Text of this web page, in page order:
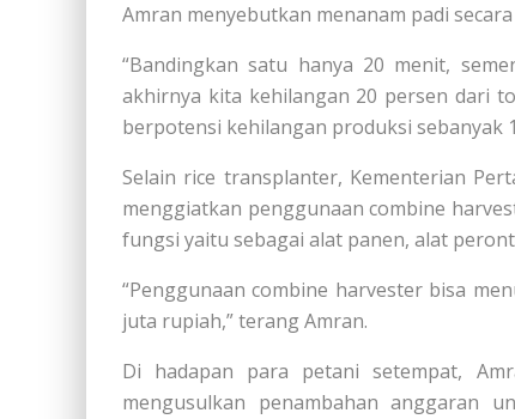
Amran menyebutkan menanam padi
“Bandingkan satu hanya 20 menit,
akhirnya kita kehilangan 20 persen dari
berpotensi kehilangan produksi sebanyak
Selain rice transplanter, Kementerian
menggiatkan penggunaan combine
fungsi yaitu sebagai alat panen, alat
“Penggunaan combine harvester bisa
juta rupiah,” terang Amran.
Di hadapan para petani setempat,
mengusulkan penambahan anggaran